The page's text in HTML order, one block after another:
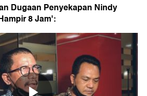
Dugaan Penyekapan Nindy
8 Jam':